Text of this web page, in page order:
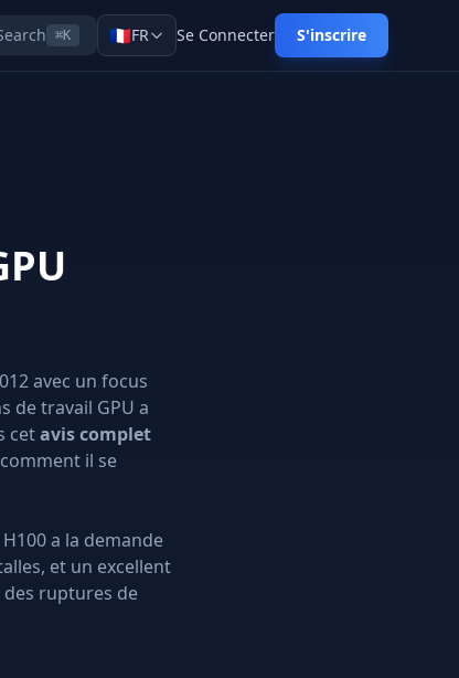
⌘K 🇫🇷FR Se Connecter S'inscrire
avec un focus
de travail GPU a
cetavis complet
il se
a la demande
et un excellent
ruptures de